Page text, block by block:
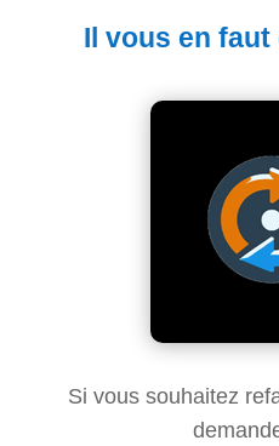
Il vous en
Si vous souhaitez